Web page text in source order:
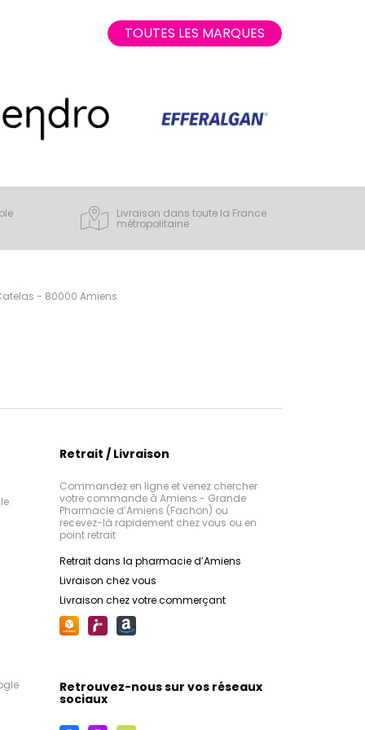
TOUTES LES MARQUES
Livraison dans toute la France
métropolitaine
- 80000 Amiens
Retrait / Livraison
Commandez en ligne et venez chercher
votre commande à Amiens - Grande
Pharmacie d’Amiens (Fachon) ou
recevez-là rapidement chez vous ou en
point retrait
Retrait dans la pharmacie d’Amiens
Livraison chez vous
Livraison chez votre commerçant
Retrouvez-nous sur vos réseaux
sociaux